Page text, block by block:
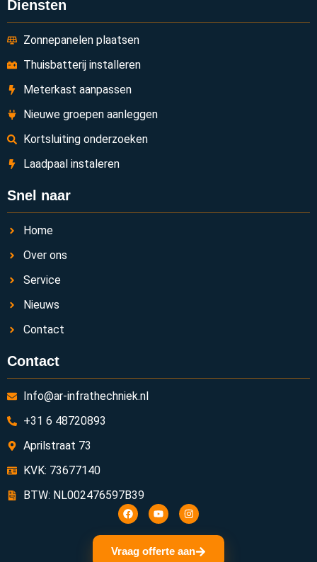
Diensten
Zonnepanelen plaatsen
Thuisbatterij installeren
Meterkast aanpassen
Nieuwe groepen aanleggen
Kortsluiting onderzoeken
Laadpaal instaleren
Snel naar
Home
Over ons
Service
Nieuws
Contact
Contact
Info@ar-infrathechniek.nl
+31 6 48720893
Aprilstraat 73
KVK: 73677140
BTW: NL002476597B39
Vraag offerte aan